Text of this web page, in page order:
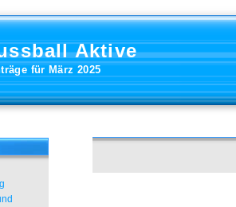
Aktive
für März 2025